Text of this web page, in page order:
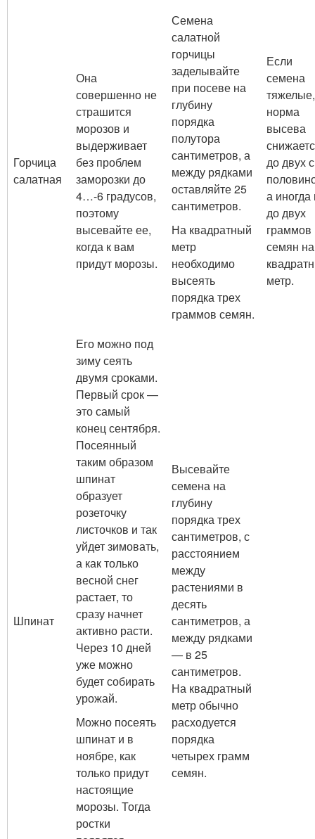
Горчица
салатная
Она
совершенно не
страшится
морозов и
выдерживает
без проблем
заморозки до
4…-6 градусов,
поэтому
высевайте ее,
когда к вам
придут морозы.
Семена
салатной
горчицы
заделывайте
при посеве на
глубину
порядка
полутора
сантиметров, а
между рядками
оставляйте 25
сантиметров.
На квадратный
метр
необходимо
высеять
порядка трех
граммов семян.
Если
семена
норма
высева
до двух с
а иногда
до двух
граммов
семян на
метр.
Шпинат
Его можно под
зиму сеять
двумя сроками.
Первый срок —
это самый
конец сентября.
Посеянный
таким образом
шпинат
образует
розеточку
листочков и так
уйдет зимовать,
а как только
весной снег
растает, то
сразу начнет
активно расти.
Через 10 дней
уже можно
будет собирать
урожай.
Можно посеять
шпинат и в
ноябре, как
только придут
настоящие
морозы. Тогда
ростки
Высевайте
семена на
глубину
порядка трех
сантиметров, с
расстоянием
между
растениями в
десять
сантиметров, а
между рядками
— в 25
сантиметров.
На квадратный
метр обычно
расходуется
порядка
четырех грамм
семян.